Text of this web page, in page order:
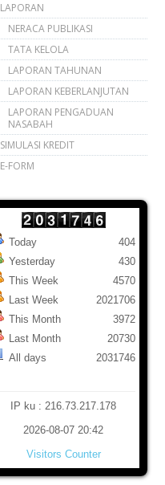
LAPORAN
NERACA PUBLIKASI
TATA KELOLA
LAPORAN TAHUNAN
LAPORAN KEBERLANJUTAN
LAPORAN PENGADUAN
NASABAH
SIMULASI KREDIT
E-FORM
Today
Yesterday
This Week
Last Week
This Month
Last Month
All days
404
430
4570
2021706
3972
20730
2031746
IP ku : 216.73.217.178
2026-08-07 20:42
Visitors Counter